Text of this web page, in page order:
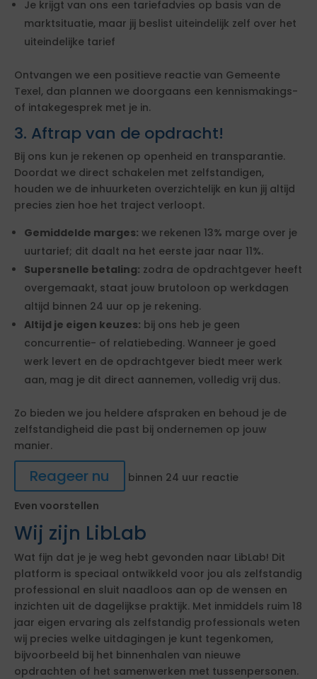
Je krijgt van ons een tariefadvies op basis van de
marktsituatie, maar jij beslist uiteindelijk zelf over het
uiteindelijke tarief
Ontvangen we een positieve reactie van Gemeente
Texel, dan plannen we doorgaans een kennismakings-
of intakegesprek met je in.
3. Aftrap van de opdracht!
Bij ons kun je rekenen op openheid en transparantie.
Doordat we direct schakelen met zelfstandigen,
houden we de inhuurketen overzichtelijk en kun jij altijd
precies zien hoe het traject verloopt.
Gemiddelde marges: we rekenen 13% marge over je
uurtarief; dit daalt na het eerste jaar naar 11%.
Supersnelle betaling: zodra de opdrachtgever heeft
overgemaakt, staat jouw brutoloon op werkdagen
altijd binnen 24 uur op je rekening.
Altijd je eigen keuzes: bij ons heb je geen
concurrentie- of relatiebeding. Wanneer je goed
werk levert en de opdrachtgever biedt meer werk
aan, mag je dit direct aannemen, volledig vrij dus.
Zo bieden we jou heldere afspraken en behoud je de
zelfstandigheid die past bij ondernemen op jouw
manier.
Reageer nu
binnen 24 uur reactie
Even voorstellen
Wij zijn LibLab
Wat fijn dat je je weg hebt gevonden naar LibLab! Dit
platform is speciaal ontwikkeld voor jou als zelfstandig
professional en sluit naadloos aan op de wensen en
inzichten uit de dagelijkse praktijk. Met inmiddels ruim 18
jaar eigen ervaring als zelfstandig professionals weten
wij precies welke uitdagingen je kunt tegenkomen,
bijvoorbeeld bij het binnenhalen van nieuwe
opdrachten of het samenwerken met tussenpersonen.